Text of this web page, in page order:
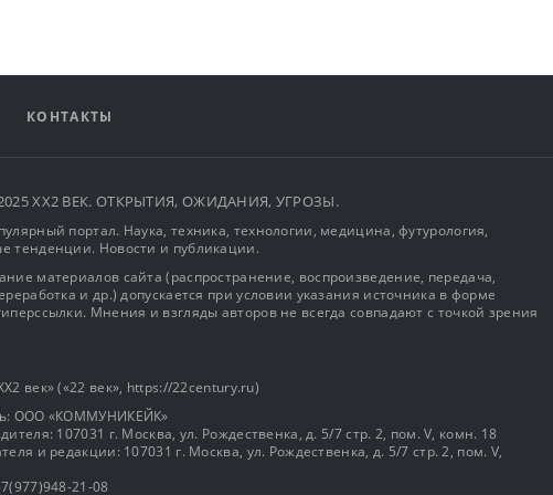
КОНТАКТЫ
XX2 ВЕК. ОТКРЫТИЯ, ОЖИДАНИЯ, УГРОЗЫ.
портал. Наука, техника, технологии, медицина, футурология,
тенденции. Новости и публикации.
материалов сайта (распространение, воспроизведение, передача,
и др.) допускается при условии указания источника в форме
Мнения и взгляды авторов не всегда совпадают с точкой зрения
век» («22 век», https://22century.ru)
OOO «КОММУНИКЕЙК»
107031 г. Москва, ул. Рождественка, д. 5/7 стр. 2, пом. V, комн. 18
и редакции: 107031 г. Москва, ул. Рождественка, д. 5/7 стр. 2, пом. V,
21-08